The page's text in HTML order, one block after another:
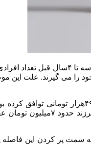
وی که معتقد است این روزها درآمد یک راننده تاکسی اینترنتی بیشتر
را می گیرند. علت این
دستمزد مجموع درآمدی که از آن سبد توانستیم امسال
سمت پر کردن این